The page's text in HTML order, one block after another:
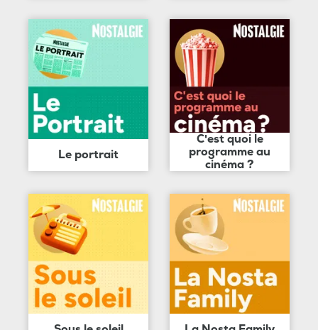
Le portrait
C'est quoi le
programme au
cinéma ?